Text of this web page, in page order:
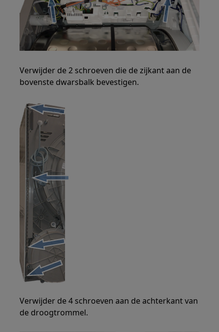
Verwijder de 2 schroeven die de zijkant aan de
bovenste dwarsbalk bevestigen.
Verwijder de 4 schroeven aan de achterkant van
de droogtrommel.